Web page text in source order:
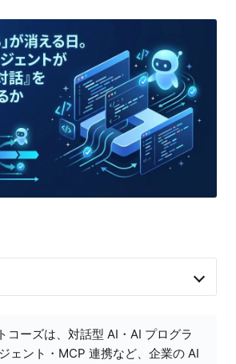
コーズは、対話型 AI・AI プログラ
ェント・MCP 連携など、企業の AI